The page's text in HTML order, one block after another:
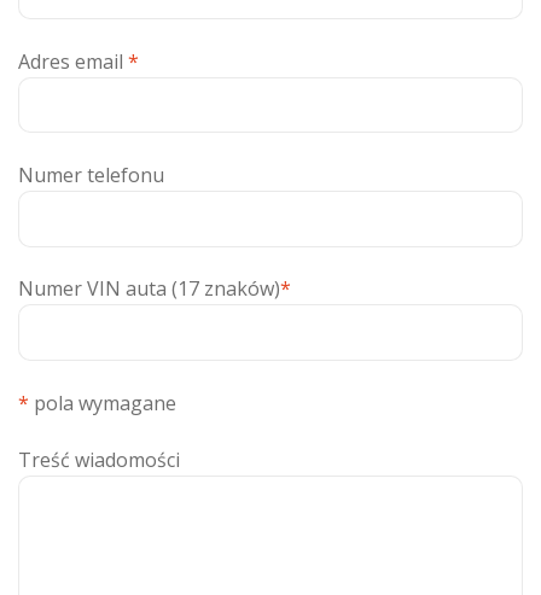
Adres email *
Numer telefonu
Numer VIN auta (17 znaków)*
* pola wymagane
Treść wiadomości